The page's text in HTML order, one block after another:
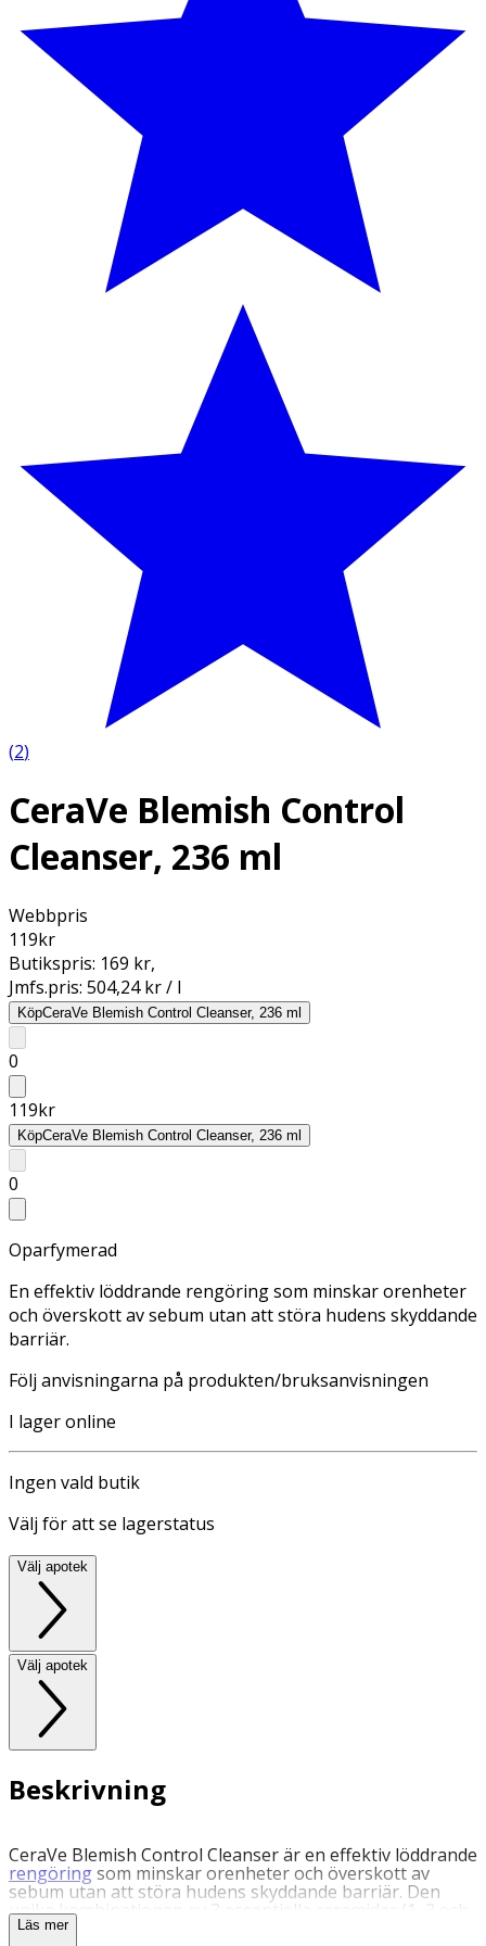
(2)
CeraVe Blemish Control
Cleanser, 236 ml
Webbpris
119kr
Butikspris: 169 kr,
Jmfs.pris: 504,24 kr / l
KöpCeraVe Blemish Control Cleanser, 236 ml
0
119kr
KöpCeraVe Blemish Control Cleanser, 236 ml
0
Oparfymerad
En effektiv löddrande rengöring som minskar orenheter
och överskott av sebum utan att störa hudens skyddande
barriär.
Följ anvisningarna på produkten/bruksanvisningen
I lager online
Ingen vald butik
Välj för att se lagerstatus
Välj apotek
Välj apotek
Beskrivning
CeraVe Blemish Control Cleanser är en effektiv löddrande
rengöringsom minskar orenheter och överskott av
sebum utan att störa hudens skyddande barriär. Den
unika kombinationen av 3 essentiella ceramider (1, 3 och
6-II) hjälper till att upprätthålla hudens skyddsbarriär och
Läs mer